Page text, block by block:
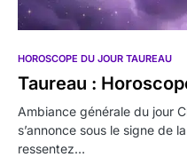
HOROSCOPE DU JOUR TAUREAU
Taureau :
Ambiance générale du jour
s’annonce sous le signe de
ressentez…